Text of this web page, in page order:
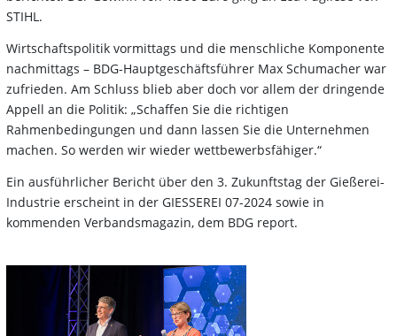
STIHL.
Wirtschaftspolitik vormittags und die menschliche Komponente
nachmittags – BDG-Hauptgeschäftsführer Max Schumacher war
zufrieden. Am Schluss blieb aber doch vor allem der dringende
Appell an die Politik: „Schaffen Sie die richtigen
Rahmenbedingungen und dann lassen Sie die Unternehmen
machen. So werden wir wieder wettbewerbsfähiger.“
Ein ausführlicher Bericht über den 3. Zukunftstag der Gießerei-
Industrie erscheint in der GIESSEREI 07-2024 sowie in
kommenden Verbandsmagazin, dem BDG report.